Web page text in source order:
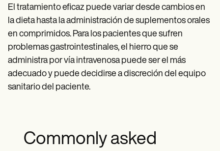
El tratamiento eficaz puede variar desde cambios en
la dieta hasta la administración de suplementos orales
en comprimidos. Para los pacientes que sufren
problemas gastrointestinales, el hierro que se
administra por vía intravenosa puede ser el más
adecuado y puede decidirse a discreción del equipo
sanitario del paciente.
Commonly asked